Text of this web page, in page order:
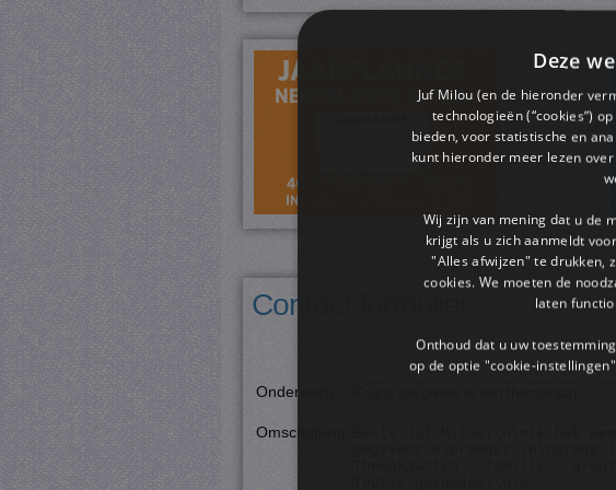
Contact formulier:
Onderwerp
Omschrijving
Deze
Juf Milou (en de hieronder
technologieën (“cookies”)
bieden, voor statistische en
kunt hieronder meer lezen
Wij zijn van mening dat u de
krijgt als u zich aanmeldt
"Alles afwijzen" te drukken,
cookies. We moeten de
laten
Onthoud dat u uw
op de optie "cookie-